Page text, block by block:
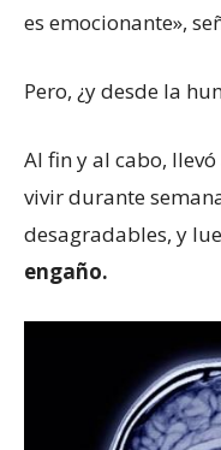
es emocionante»,
Pero, ¿y desde la
Al fin y al cabo,
vivir durante
desagradables, y
engaño.